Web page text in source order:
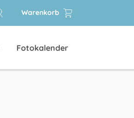
Warenkorb
Fotokalender